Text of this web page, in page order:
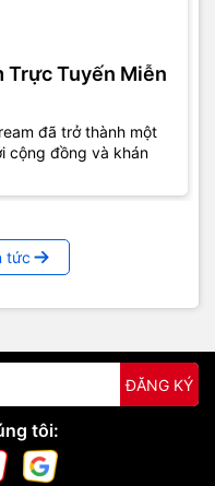
Trực Tuyến Miễn
đã trở thành một
cộng đồng và khán
tức
ĐĂNG KÝ
tôi: